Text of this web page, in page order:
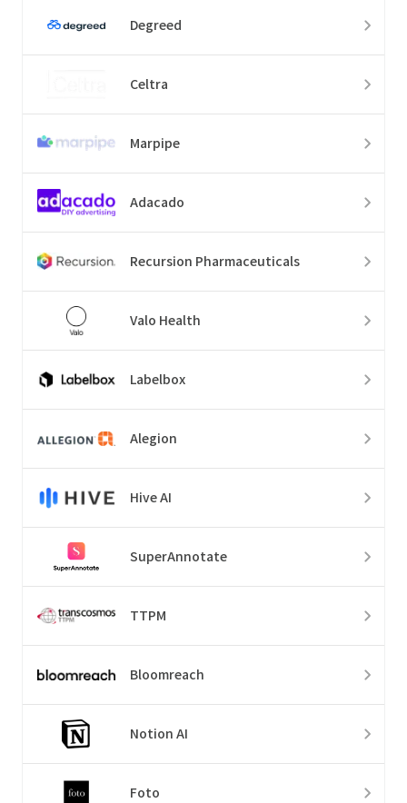
Degreed
Celtra
Marpipe
Adacado
Recursion Pharmaceuticals
Valo Health
Labelbox
Alegion
Hive AI
SuperAnnotate
TTPM
Bloomreach
Notion AI
Foto